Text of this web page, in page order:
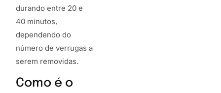
durando entre 20 e
40 minutos,
dependendo do
número de verrugas a
serem removidas.
Como é o